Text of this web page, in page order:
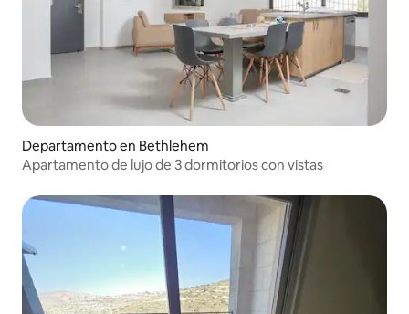
Departamento en Bethlehem
Apartamento de lujo de 3 dormitorios con vistas